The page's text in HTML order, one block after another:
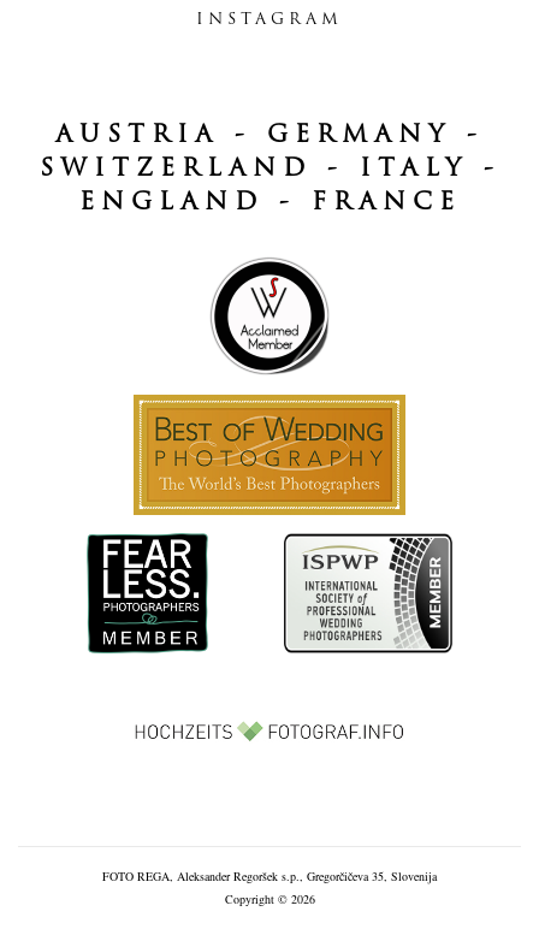
INSTAGRAM
AUSTRIA - GERMANY -
SWITZERLAND - ITALY -
ENGLAND - FRANCE
FOTO REGA, Aleksander Regoršek s.p., Gregorčičeva 35, Slovenija
Copyright © 2026